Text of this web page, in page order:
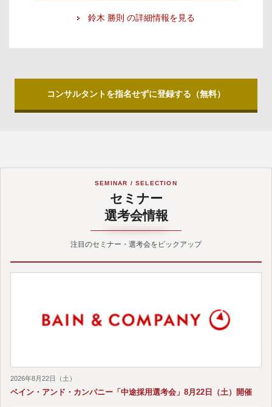
鈴木 勝則 の詳細情報を見る
コンサルタントを指名せずに登録する（無料）
SEMINAR / SELECTION
セミナー
選考会情報
注目のセミナー・選考会をピックアップ
2026年8月22日（土）
ベイン・アンド・カンパニー「中途採用選考会」8月22日（土）開催